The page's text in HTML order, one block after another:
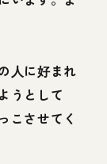
人に好まれ
うとして
こさせてく